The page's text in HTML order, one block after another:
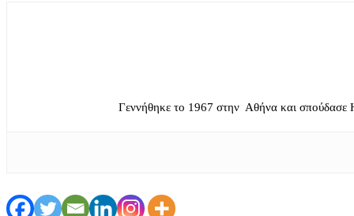
Γεννήθηκε το 1967 στην Αθήνα και σπούδασε